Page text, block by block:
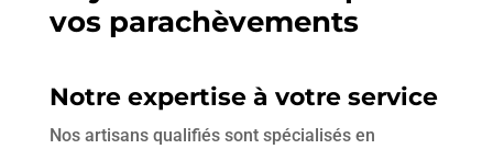
vos parachèvements
Notre expertise à votre service
Nos artisans qualifiés sont spécialisés en